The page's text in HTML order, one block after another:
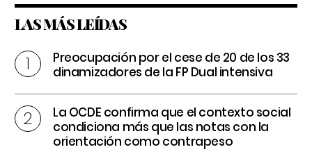
LAS MÁS LEÍDAS
Preocupación por el cese de 20 de los 33
dinamizadores de la FP Dual intensiva
La OCDE confirma que el contexto social
condiciona más que las notas con la
orientación como contrapeso